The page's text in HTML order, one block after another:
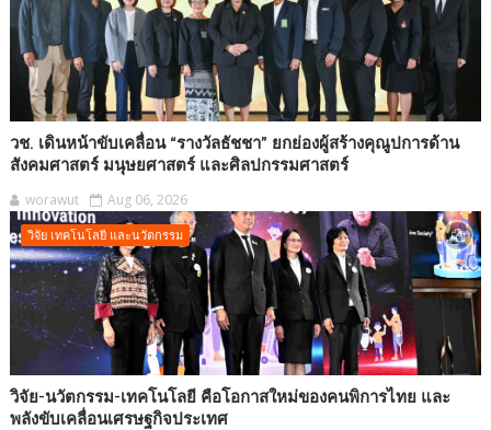
วช. เดินหน้าขับเคลื่อน “รางวัลธัชชา” ยกย่องผู้สร้างคุณูปการด้าน
สังคมศาสตร์ มนุษยศาสตร์ และศิลปกรรมศาสตร์
worawut Aug 06, 2026
วิจัย เทคโนโลยี และนวัตกรรม
วิจัย-นวัตกรรม-เทคโนโลยี คือโอกาสใหม่ของคนพิการไทย และ
พลังขับเคลื่อนเศรษฐกิจประเทศ